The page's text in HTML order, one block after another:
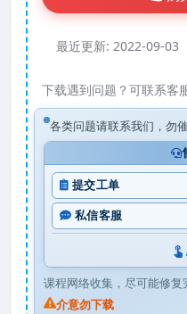
最近更新: 2022-09-03
下载遇到问题？可联系客
各类问题请联系我们，勿催
提交工单
私信客服
课程网络收集，尽可能修复
介意勿下载